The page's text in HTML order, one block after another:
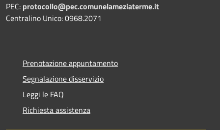
PEC: protocollo@pec.comunelameziaterme.it
Centralino Unico: 0968.2071
Prenotazione appuntamento
Segnalazione disservizio
Leggi le FAQ
Richiesta assistenza